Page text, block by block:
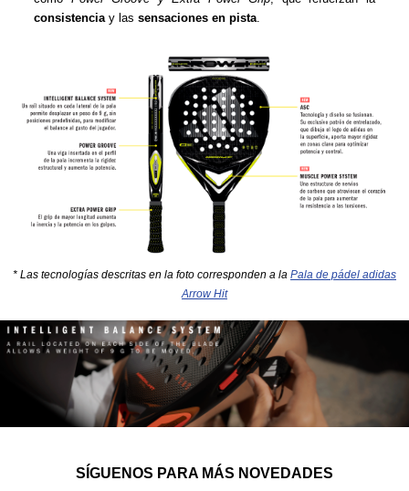
consistencia y lassensaciones en pista
* Las tecnologías descritas en la foto corresponden a la Pala de pádel adidas
Arrow Hit
SÍGUENOS PARA MÁS NOVEDADES